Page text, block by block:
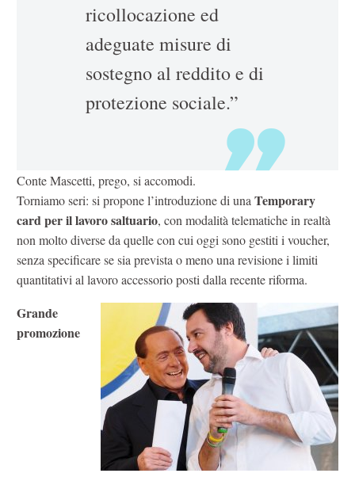
ricollocazione ed
adeguate misure di
sostegno al reddito e di
protezione sociale.”
Conte Mascetti, prego, si accomodi.
Torniamo seri: si propone l’introduzione di una Temporary
card per il lavoro saltuario, con modalità telematiche in realtà
non molto diverse da quelle con cui oggi sono gestiti i voucher,
senza specificare se sia prevista o meno una revisione i limiti
quantitativi al lavoro accessorio posti dalla recente riforma.
Grande
promozione